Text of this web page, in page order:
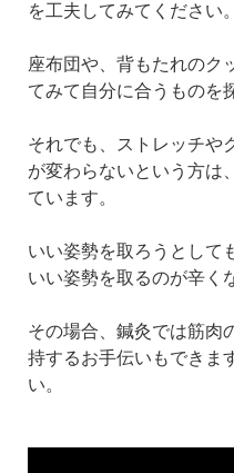
を工夫してみてください。
座布団や、背もたれのク
てみて自分に合うものを
それでも、ストレッチや
が変わらないという方は
ています。
いい姿勢を取ろうとして
いい姿勢を取るのが辛く
その場合、鍼灸では筋肉
持するお手伝いもできま
い。